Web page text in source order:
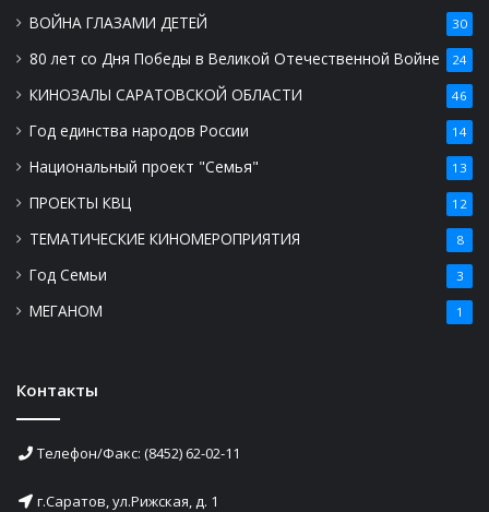
ВОЙНА ГЛАЗАМИ ДЕТЕЙ 30
80 лет со Дня Победы в Великой Отечественной Войне 24
КИНОЗАЛЫ САРАТОВСКОЙ ОБЛАСТИ 46
Год единства народов России 14
Национальный проект "Семья" 13
ПРОЕКТЫ КВЦ 12
ТЕМАТИЧЕСКИЕ КИНОМЕРОПРИЯТИЯ 8
Год Семьи 3
МЕГАНОМ 1
Контакты
Телефон/Факс: (8452) 62-02-11
г.Саратов, ул.Рижская, д. 1